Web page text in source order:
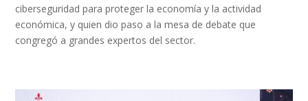
ciberseguridad para proteger la economía y la actividad
económica, y quien dio paso a la mesa de debate que
congregó a grandes expertos del sector.